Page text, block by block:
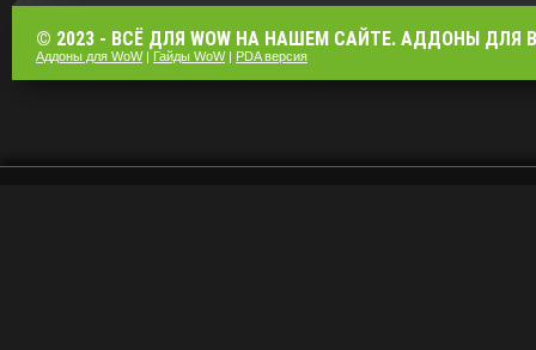
© 2023 - ВСЁ ДЛЯ WOW НА НАШЕМ САЙТЕ. АДДОНЫ ДЛЯ
Аддоны для WoW| Гайды WoW| PDA версия